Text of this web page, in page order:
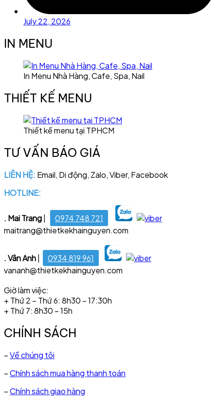
July 22, 2026
IN MENU
In Menu Nhà Hàng, Cafe, Spa, Nail
THIẾT KẾ MENU
Thiết kế menu tại TPHCM
TƯ VẤN BÁO GIÁ
LIÊN HỆ: Email, Di động, Zalo, Viber, Facebook
HOTLINE:
. Mai Trang|
0974 748 721
maitrang@thietkekhainguyen.com
. Vân Anh
0934 819 961
vananh@thietkekhainguyen.com
Giờ làm việc:
+ Thứ 2 – Thứ 6: 8h30 – 17:30h
+ Thứ 7: 8h30 – 15h
CHÍNH SÁCH
–Về chúng tôi
–Chính sách mua hàng thanh toán
–Chính sách giao hàng